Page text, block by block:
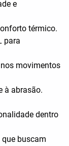
e
térmico.
para
movimentos
à abrasão.
dentro
buscam